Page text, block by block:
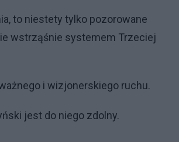
to niestety tylko pozorowane
wstrząśnie systemem Trzeciej
i wizjonerskiego ruchu.
jest do niego zdolny.